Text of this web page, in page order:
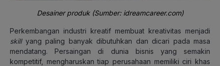
Desainer produk (Sumber: idreamcareer.com)
Perkembangan industri kreatif membuat kreativitas menjadi
skill yang paling banyak dibutuhkan dan dicari pada masa
mendatang. Persaingan di dunia bisnis yang semakin
kompetitif, mengharuskan tiap perusahaan memiliki ciri khas